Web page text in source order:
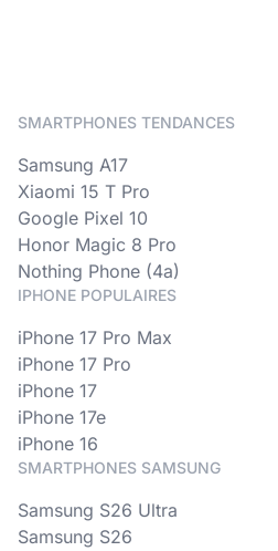
SMARTPHONES TENDANCES
Samsung A17
Xiaomi 15 T Pro
Google Pixel 10
Honor Magic 8 Pro
Nothing Phone (4a)
IPHONE POPULAIRES
iPhone 17 Pro Max
iPhone 17 Pro
iPhone 17
iPhone 17e
iPhone 16
SMARTPHONES SAMSUNG
Samsung S26 Ultra
Samsung S26